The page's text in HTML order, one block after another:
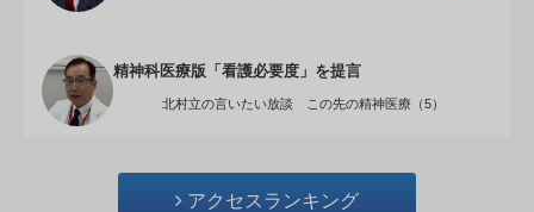
精神科医療版「看護必要度」を提言
北村立の言いたい放談 この先の精神医療（5）
アクセスランキング